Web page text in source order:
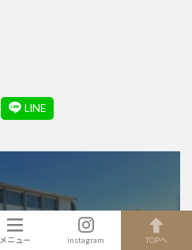
メニュー instagram TOPへ